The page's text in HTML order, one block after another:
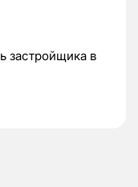
застройщика в